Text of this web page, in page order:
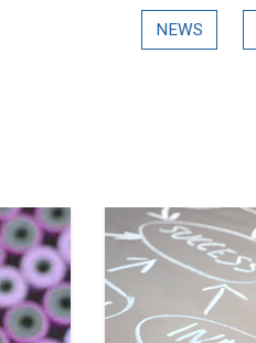
NEWS